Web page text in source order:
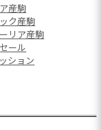
産駒
ク産駒
リア産駒
ール
ション